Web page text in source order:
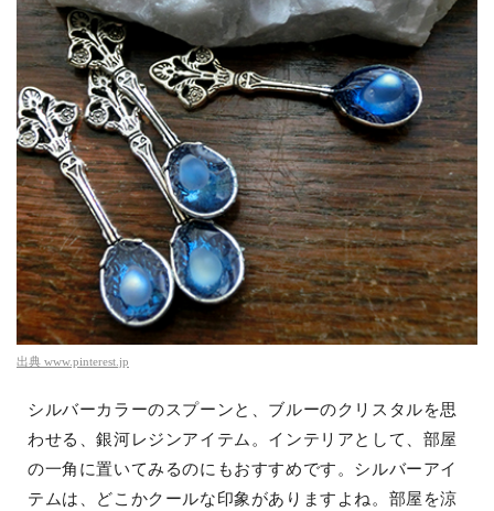
出典 www.pinterest.jp
シルバーカラーのスプーンと、ブルーのクリスタルを思
わせる、銀河レジンアイテム。インテリアとして、部屋
の一角に置いてみるのにもおすすめです。シルバーアイ
テムは、どこかクールな印象がありますよね。部屋を涼